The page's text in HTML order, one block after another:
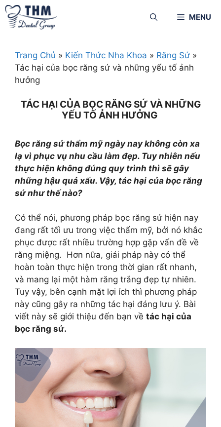
MENU
Trang Chủ » Kiến Thức Nha Khoa » Răng Sứ »
Tác hại của bọc răng sứ và những yếu tố ảnh
hưởng
TÁC HẠI CỦA BỌC RĂNG SỨ VÀ NHỮNG
YẾU TỐ ẢNH HƯỞNG
Bọc răng sứ thẩm mỹ ngày nay không còn xa
lạ vì phục vụ nhu cầu làm đẹp. Tuy nhiên nếu
thực hiện không đúng quy trình thì sẽ gây
những hậu quả xấu. Vậy, tác hại của bọc răng
sứ như thế nào?
Có thể nói, phương pháp bọc răng sứ hiện nay
đang rất tối ưu trong việc thẩm mỹ, bởi nó khắc
phục được rất nhiều trường hợp gặp vấn đề về
răng miệng. Hơn nữa, giải pháp này có thể
hoàn toàn thực hiện trong thời gian rất nhanh,
và mang lại một hàm răng trắng đẹp tự nhiên.
Tuy vậy, bên cạnh mặt lợi ích thì phương pháp
này cũng gây ra những tác hại đáng lưu ý. Bài
viết này sẽ giới thiệu đến bạn về tác hại của
bọc răng sứ.